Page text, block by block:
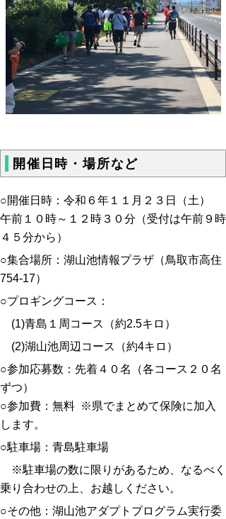
開催日時・場所など
○開催日時：令和６年１１月２３日（土）
午前１０時～１２時３０分（受付は午前９時
４５分から）
○集合場所：湖山池情報プラザ（鳥取市高住
754-17）
○プロギングコース：
(1)青島１周コース（約2.5キロ）
(2)湖山池周辺コース（約4キロ）
○参加応募数：先着４０名（各コース２０名
ずつ）
○参加費：無料 ※県でまとめて保険に加入
します。
○駐車場：青島駐車場
※駐車場の数に限りがあるため、なるべく
乗り合わせの上、お越しください。
○その他：湖山池アダプトプログラム実行委